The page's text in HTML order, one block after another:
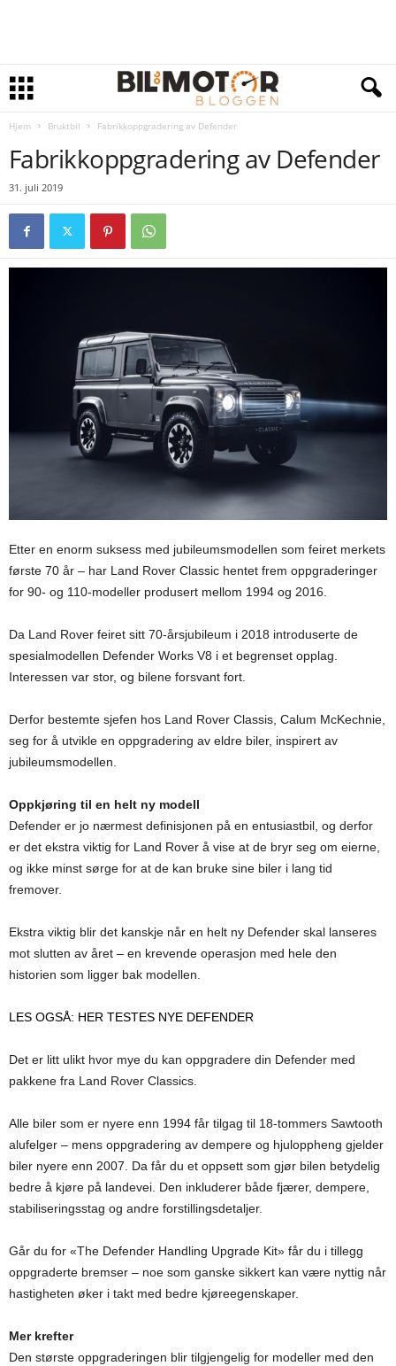
Hjem Bruktbil Fabrikkoppgradering av Defender
Fabrikkoppgradering av Defender
31. juli 2019
Etter en enorm suksess med jubileumsmodellen som feiret merkets
første 70 år – har Land Rover Classic hentet frem oppgraderinger
for 90- og 110-modeller produsert mellom 1994 og 2016.
Da Land Rover feiret sitt 70-årsjubileum i 2018 introduserte de
spesialmodellen Defender Works V8 i et begrenset opplag.
Interessen var stor, og bilene forsvant fort.
Derfor bestemte sjefen hos Land Rover Classis, Calum McKechnie,
seg for å utvikle en oppgradering av eldre biler, inspirert av
jubileumsmodellen.
Oppkjøring til en helt ny modell
Defender er jo nærmest definisjonen på en entusiastbil, og derfor
er det ekstra viktig for Land Rover å vise at de bryr seg om eierne,
og ikke minst sørge for at de kan bruke sine biler i lang tid
fremover.
Ekstra viktig blir det kanskje når en helt ny Defender skal lanseres
mot slutten av året – en krevende operasjon med hele den
historien som ligger bak modellen.
LES OGSÅ: HER TESTES NYE DEFENDER
Det er litt ulikt hvor mye du kan oppgradere din Defender med
pakkene fra Land Rover Classics.
Alle biler som er nyere enn 1994 får tilgag til 18-tommers Sawtooth
alufelger – mens oppgradering av dempere og hjuloppheng gjelder
biler nyere enn 2007. Da får du et oppsett som gjør bilen betydelig
bedre å kjøre på landevei. Den inkluderer både fjærer, dempere,
stabiliseringsstag og andre forstillingsdetaljer.
Går du for «The Defender Handling Upgrade Kit» får du i tillegg
oppgraderte bremser – noe som ganske sikkert kan være nyttig når
hastigheten øker i takt med bedre kjøreegenskaper.
Mer krefter
Den største oppgraderingen blir tilgjengelig for modeller med den